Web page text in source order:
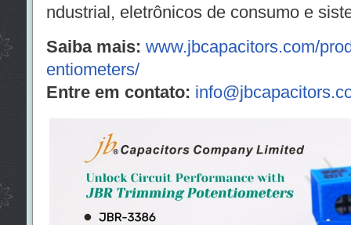
ndustrial, eletrônicos de consumo e
Saiba mais: www.jbcapacitors.com/
entiometers/
Entre em contato: